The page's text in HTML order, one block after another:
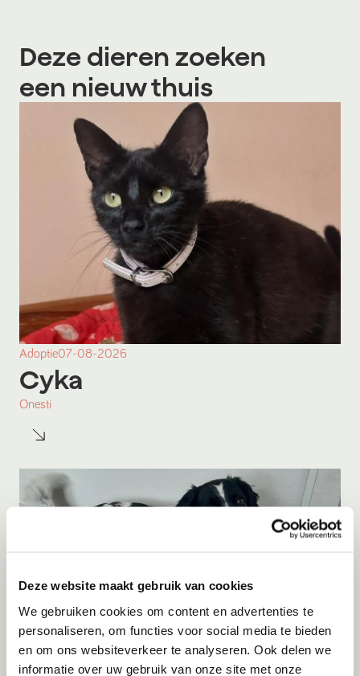
Deze website maakt gebruik van cookies
We gebruiken cookies om content en advertenties te
personaliseren, om functies voor social media te bieden
en om ons websiteverkeer te analyseren. Ook delen we
informatie over uw gebruik van onze site met onze
Deze dieren zoeken
een nieuw thuis
Adoptie07-08-2026
Cyka
Onesti